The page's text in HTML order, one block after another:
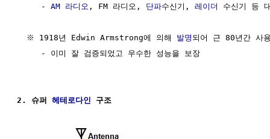
     -
AM 라디오 , FM 라디오, 단파수신기, 레이더 수신기 등
  ※ 1918년 Edwin Armstrong에 의해
발명 되어 근 80년간 사
     - 이미 잘 검증되었고 우수한 성능을 보장
2. 슈퍼 헤테로다인 구조